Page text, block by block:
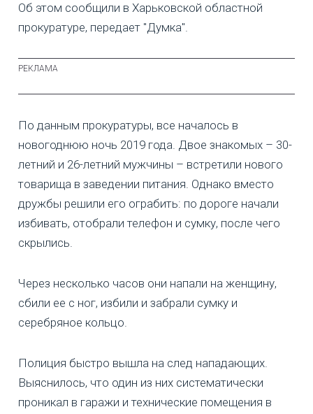
Об этом сообщили в Харьковской областной
прокуратуре, передает "Думка".
По данным прокуратуры, все началось в
новогоднюю ночь 2019 года. Двое знакомых – 30-
летний и 26-летний мужчины – встретили нового
товарища в заведении питания. Однако вместо
дружбы решили его ограбить: по дороге начали
избивать, отобрали телефон и сумку, после чего
скрылись.
Через несколько часов они напали на женщину,
сбили ее с ног, избили и забрали сумку и
серебряное кольцо.
Полиция быстро вышла на след нападающих.
Выяснилось, что один из них систематически
проникал в гаражи и технические помещения в